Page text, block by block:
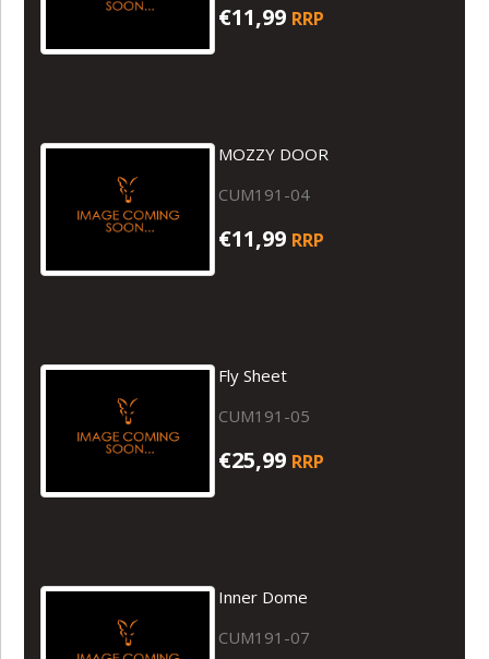
€11,99 RRP
MOZZY DOOR
CUM191-04
€11,99 RRP
Fly Sheet
CUM191-05
€25,99 RRP
Inner Dome
CUM191-07